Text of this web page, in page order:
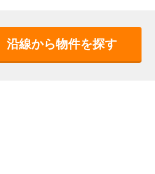
沿線から物件を探す